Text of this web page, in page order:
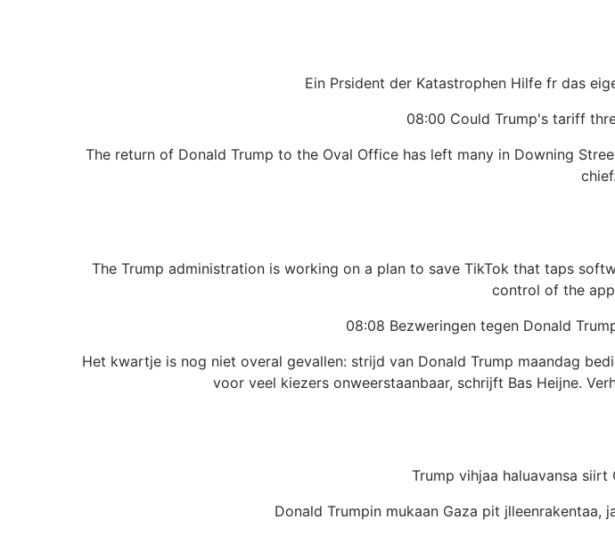
Ein Prsident der Katastrophen Hilfe fr das
08:00 Could Trump's tariff
The return of Donald Trump to the Oval Office has left many in Downing
chief.
The Trump administration is working on a plan to save TikTok that taps
control of the
08:08 Bezweringen tegen Donald
Het kwartje is nog niet overal gevallen: strijd van Donald Trump maandag
voor veel kiezers onweerstaanbaar, schrijft Bas Heijne.
Trump vihjaa haluavansa siirt
Donald Trumpin mukaan Gaza pit